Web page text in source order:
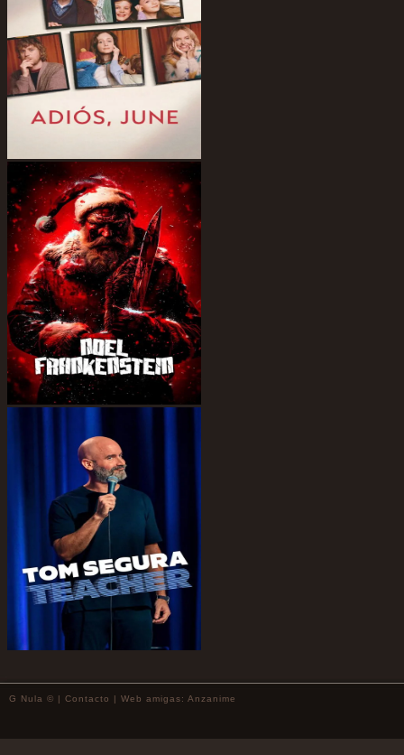
G Nula © | Contacto | Web amigas: Anzanime